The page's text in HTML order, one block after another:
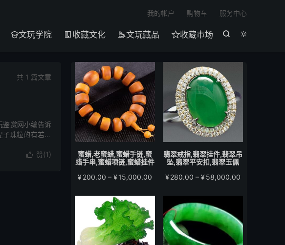


文玩学院  收藏文化 文玩藏品 收藏市场
我的帐户 购物车 服务中心
共 1 篇文章
鉴赏网小编告诉
珠粒的有若干
 赞(1)
蜜蜡,老蜜蜡,蜜蜡手链,蜜
蜡手串,蜜蜡项链,蜜蜡挂件
¥200.00 – ¥15,000.00
范
¥200.00
至
¥15,000.00
翡翠戒指,翡翠挂件,翡翠吊
坠,翡翠平安扣,翡翠玉佩
¥280.00 – ¥58,000.00
范
至
¥58,000.00